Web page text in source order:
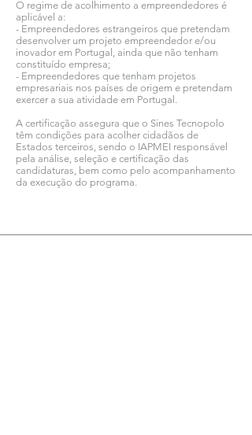
O regime de acolhimento a empreendedores é
aplicável a:
- Empreendedores estrangeiros que pretendam
desenvolver um projeto empreendedor e/ou
inovador em Portugal, ainda que não tenham
constituído empresa;
- Empreendedores que tenham projetos
empresariais nos países de origem e pretendam
exercer a sua atividade em Portugal.
A certificação assegura que o Sines Tecnopolo
têm condições para acolher cidadãos de
Estados terceiros, sendo o IAPMEI responsável
pela análise, seleção e certificação das
candidaturas, bem como pelo acompanhamento
da execução do programa.